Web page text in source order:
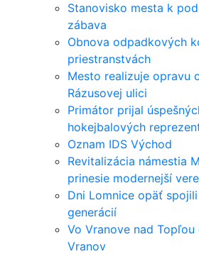
Stanovisko mesta k
zábava
Obnova odpadkových
priestranstvách
Mesto realizuje opravu
Rázusovej ulici
Primátor prijal
hokejbalových
Oznam IDS Východ
Revitalizácia námestia
prinesie modernejší
Dni Lomnice opäť
generácií
Vo Vranove nad
Vranov